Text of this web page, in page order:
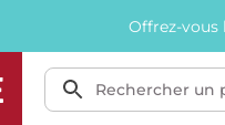
Offrez-vous